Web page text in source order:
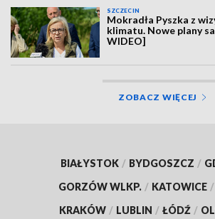
SZCZECIN
Mokradła Pyszka z
klimatu. Nowe plany
WIDEO]
ZOBACZ WIĘCEJ
BIAŁYSTOK / BYDGOSZCZ /
GORZÓW WLKP. / KATOWICE /
KRAKÓW / LUBLIN / ŁÓDŹ /